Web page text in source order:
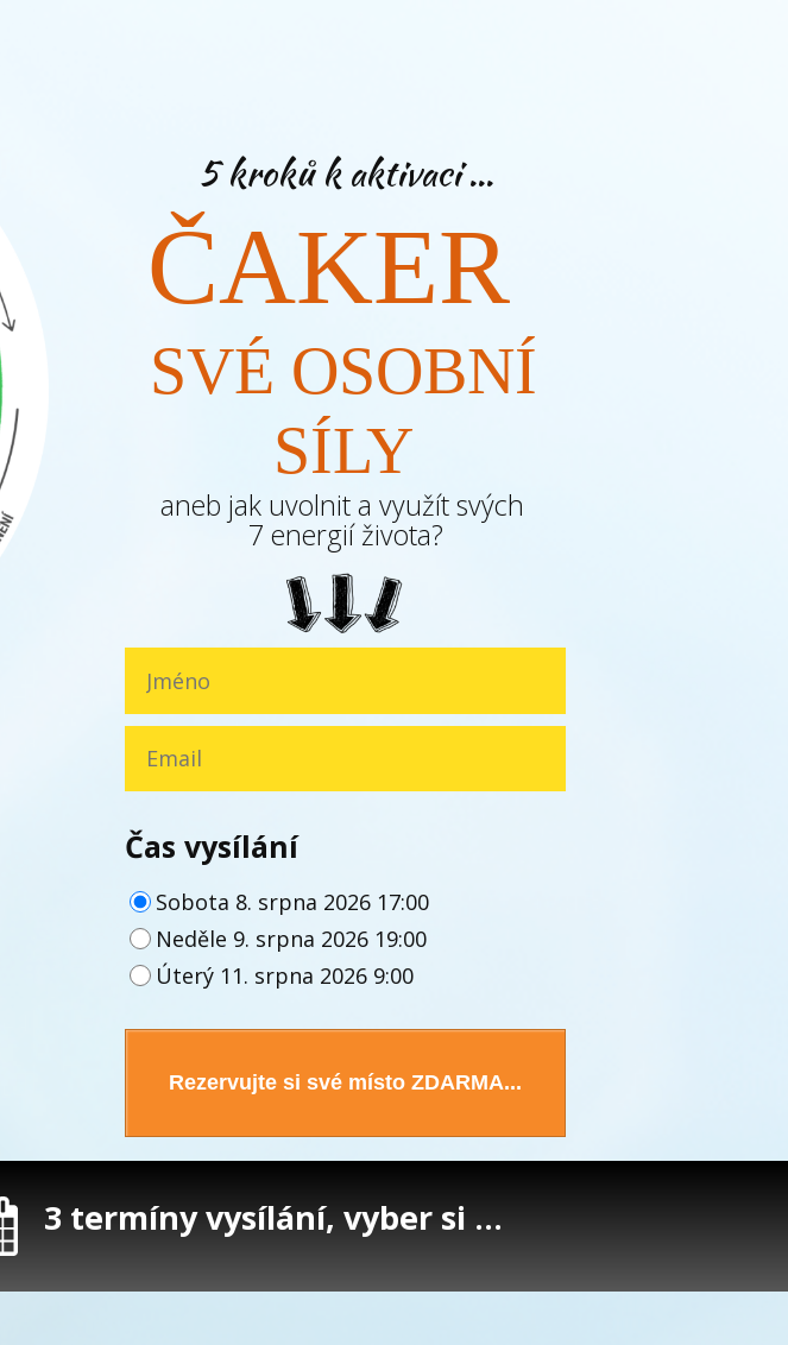
5 kroků k aktivaci ...
ČAKER
SVÉ OSOBNÍ
SÍLY
aneb jak uvolnit a využít svých
7 energií života?
Čas vysílání
Sobota 8. srpna 2026 17:00
Neděle 9. srpna 2026 19:00
Úterý 11. srpna 2026 9:00
Rezervujte si své místo ZDARMA...
3 termíny vysílání, vyber si ...